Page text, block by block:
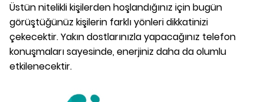
Üstün nitelikli kişilerden hoşlandığınız için bugün
görüştüğünüz kişilerin farklı yönleri dikkatinizi
çekecektir. Yakın dostlarınızla yapacağınız telefon
konuşmaları sayesinde, enerjiniz daha da olumlu
etkilenecektir.